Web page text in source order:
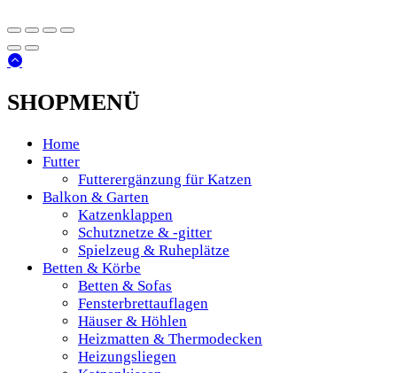
SHOPMENÜ
Home
Futter
Futterergänzung für Katzen
Balkon & Garten
Katzenklappen
Schutznetze & -gitter
Spielzeug & Ruheplätze
Betten & Körbe
Betten & Sofas
Fensterbrettauflagen
Häuser & Höhlen
Heizmatten & Thermodecken
Heizungsliegen